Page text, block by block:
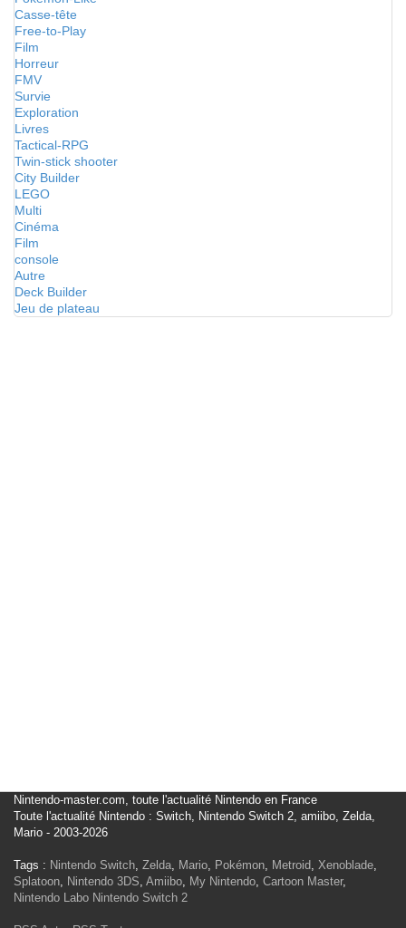
Casse-tête
Free-to-Play
Film
Horreur
FMV
Survie
Exploration
Livres
Tactical-RPG
Twin-stick shooter
City Builder
LEGO
Multi
Cinéma
Film
console
Autre
Deck Builder
Jeu de plateau
Nintendo-master.com, toute l'actualité Nintendo en France
Toute l'actualité Nintendo : Switch, Nintendo Switch 2, amiibo, Zelda,
Mario - 2003-2026
Tags : Nintendo Switch, Zelda, Mario, Pokémon, Metroid, Xenoblade,
Splatoon, Nintendo 3DS, Amiibo, My Nintendo, Cartoon Master,
Nintendo Labo Nintendo Switch 2